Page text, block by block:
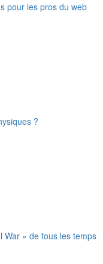
pour les pros du web
?
War » de tous les temps